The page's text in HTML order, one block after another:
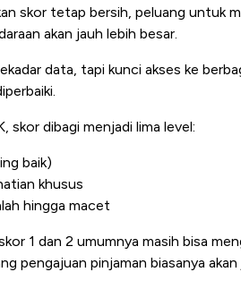
skor tetap bersih, peluang untuk
akan jauh lebih besar.
data, tapi kunci akses ke
skor dibagi menjadi lima level:
baik)
khusus
hingga macet
1 dan 2 umumnya masih bisa
pengajuan pinjaman biasanya